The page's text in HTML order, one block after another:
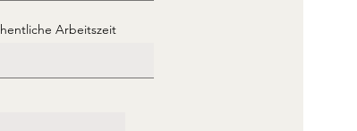
Arbeitszeit